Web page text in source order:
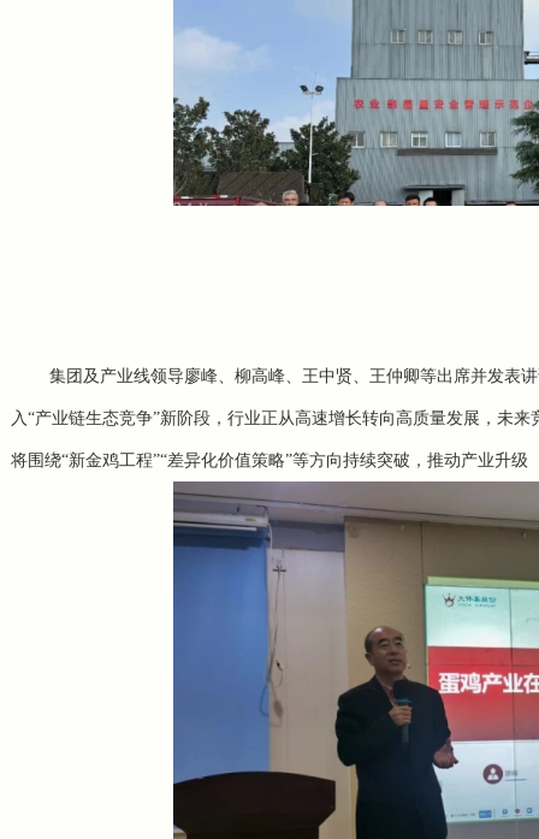
集团及产业线领导廖峰、柳高峰、 王中贤、 王仲卿等出席并发表
入“产业链生态竞争”新阶段，行业正从高速增长转向高质量发展，未
将围绕“新金鸡工程”“差异化价值策略”等方向持续突破，推动产业升级